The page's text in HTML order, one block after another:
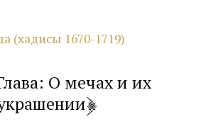
(хадисы 1670-1719)
О мечах и их